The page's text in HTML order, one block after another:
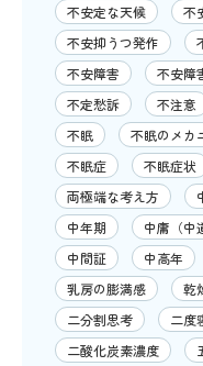
不安定な天候
不
不安抑うつ発作
不安障害
不安障
不定愁訴
不注意
不眠
不眠のメカ
不眠症
不眠症状
両極端な考え方
中年期
中庸（中
中間証
中高年
乳房の膨満感
乾
二分割思考
二度
二酸化炭素濃度